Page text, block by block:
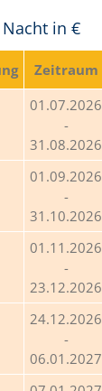
in €
Zeitraum
01.07.2026
-
31.08.2026
01.09.2026
-
31.10.2026
01.11.2026
-
23.12.2026
24.12.2026
-
06.01.2027